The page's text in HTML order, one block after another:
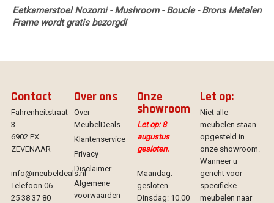
Eetkamerstoel Nozomi - Mushroom - Boucle - Brons Metalen
Frame wordt gratis bezorgd!
Contact
Fahrenheitstraat
3
6902 PX
ZEVENAAR
info@meubeldeals.nl
Telefoon 06 -
25 38 37 80
Over ons
Over
MeubelDeals
Klantenservice
Privacy
Disclaimer
Algemene
voorwaarden
Onze
showroom
Let op: 8
augustus
gesloten.
Maandag:
gesloten
Dinsdag: 10.00
Let op:
Niet alle
meubelen staan
opgesteld in
onze showroom.
Wanneer u
gericht voor
specifieke
meubelen naar